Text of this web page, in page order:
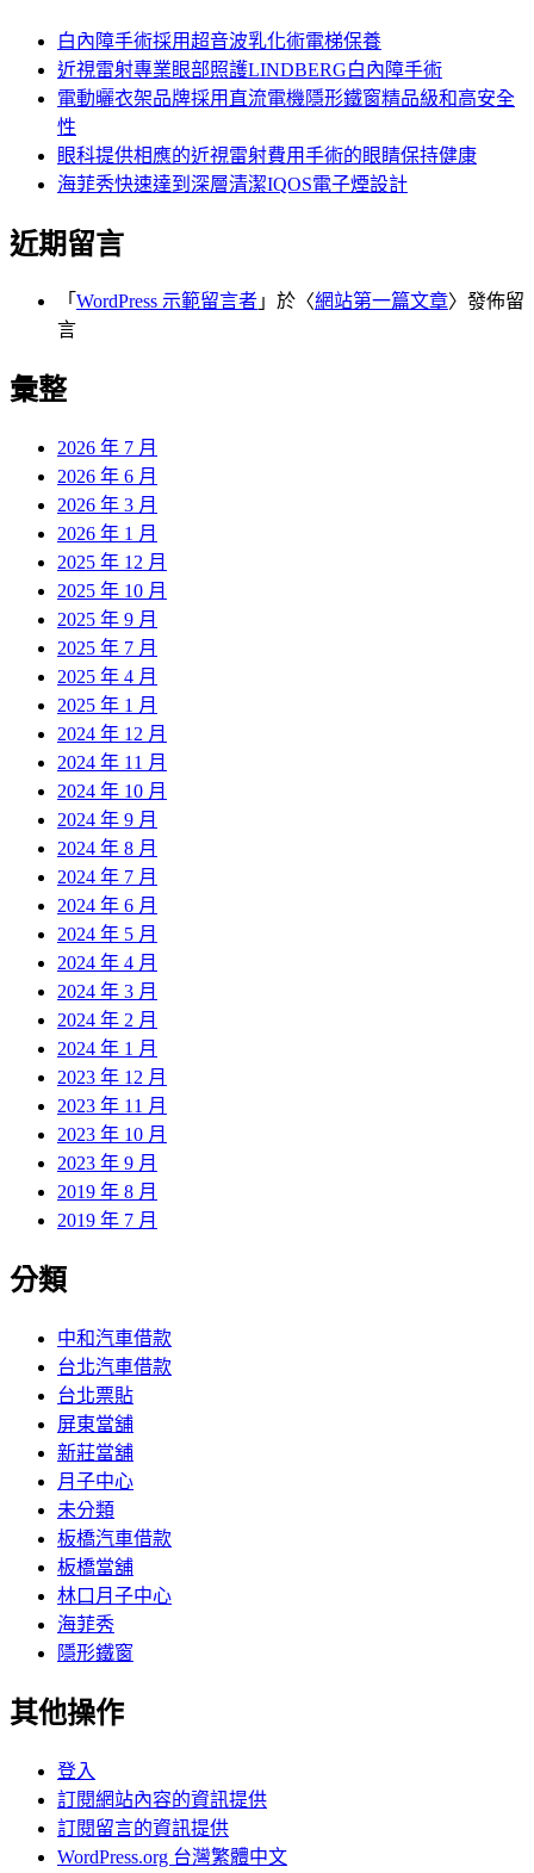
白內障手術採用超音波乳化術電梯保養
近視雷射專業眼部照護LINDBERG白內障手術
電動曬衣架品牌採用直流電機隱形鐵窗精品級和高安全
性
眼科提供相應的近視雷射費用手術的眼睛保持健康
海菲秀快速達到深層清潔IQOS電子煙設計
近期留言
「 WordPress 示範留言者 」於〈網站第一篇文章〉發佈留
言
彙整
2026 年 7 月
2026 年 6 月
2026 年 3 月
2026 年 1 月
2025 年 12 月
2025 年 10 月
2025 年 9 月
2025 年 7 月
2025 年 4 月
2025 年 1 月
2024 年 12 月
2024 年 11 月
2024 年 10 月
2024 年 9 月
2024 年 8 月
2024 年 7 月
2024 年 6 月
2024 年 5 月
2024 年 4 月
2024 年 3 月
2024 年 2 月
2024 年 1 月
2023 年 12 月
2023 年 11 月
2023 年 10 月
2023 年 9 月
2019 年 8 月
2019 年 7 月
分類
中和汽車借款
台北汽車借款
台北票貼
屏東當舖
新莊當舖
月子中心
未分類
板橋汽車借款
板橋當舖
林口月子中心
海菲秀
隱形鐵窗
其他操作
登入
訂閱網站內容的資訊提供
訂閱留言的資訊提供
WordPress.org 台灣繁體中文